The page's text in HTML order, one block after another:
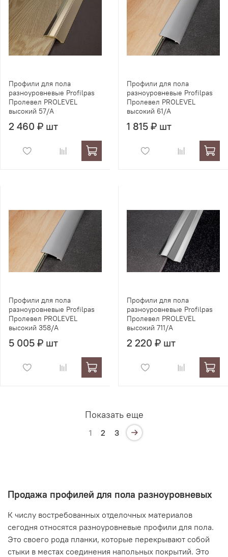
Профили для пола
разноуровневые Profilpas
Пролевел PROLEVEL
высокий 57/A
2 460 ₽ шт
Профили для пола
разноуровневые Profilpas
Пролевел PROLEVEL
высокий 61/A
1 815 ₽ шт
Профили для пола
разноуровневые Profilpas
Пролевел PROLEVEL
высокий 358/A
5 005 ₽ шт
Профили для пола
разноуровневые Profilpas
Пролевел PROLEVEL
высокий 711/A
2 220 ₽ шт
Показать еще
1 2 3
Продажа профилей для пола разноуровневых
К числу востребованных отделочных материалов
сегодня относятся разноуровневые профили для пола.
Это своего рода планки, которые перекрывают собой
стыки в местах соединения напольных покрытий. Это